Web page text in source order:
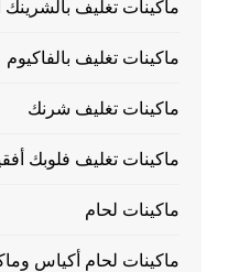
ماكينات تغليف بالشرينك
ماكينات تغليف بالفاكيوم
ماكينات تغليف شرنك
ماكينات تغليف فلوبك
ماكينات لحام
ماكينات لحام أكياس